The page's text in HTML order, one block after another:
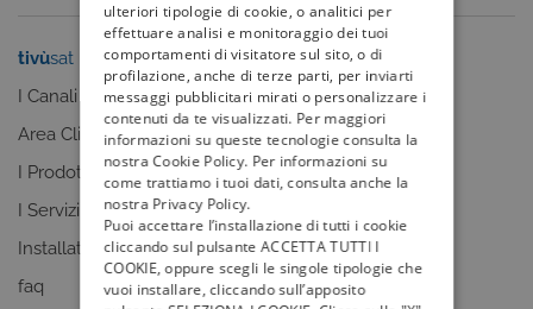
tivùsat
I Canali
Area Clienti
I Prodotti
I Servizi
Installatori
faq
tivù la guida
I programmi
I canali
La Guida +
ulteriori tipologie di cookie, o analitici per
effettuare analisi e monitoraggio dei tuoi
comportamenti di visitatore sul sito, o di
profilazione, anche di terze parti, per inviarti
messaggi pubblicitari mirati o personalizzare i
contenuti da te visualizzati. Per maggiori
informazioni su queste tecnologie consulta la
nostra Cookie Policy. Per informazioni su
come trattiamo i tuoi dati, consulta anche la
nostra Privacy Policy.
Puoi accettare l’installazione di tutti i cookie
cliccando sul pulsante ACCETTA TUTTI I
COOKIE, oppure scegli le singole tipologie che
vuoi installare, cliccando sull’apposito